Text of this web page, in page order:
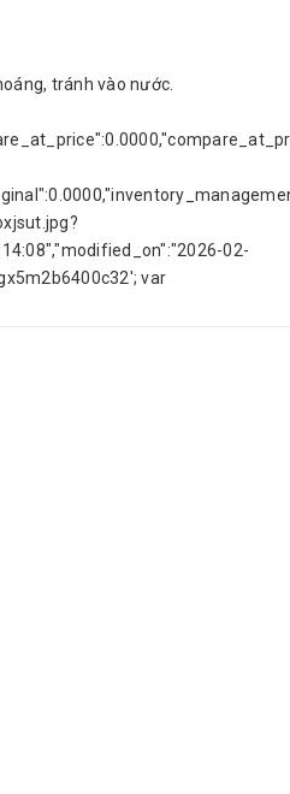
tránh vào nước.
02-
var